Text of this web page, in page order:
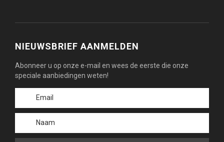
NIEUWSBRIEF AANMELDEN
Abonneer u op onze e-mail en wees de eerste die onze
speciale aanbiedingen weten!